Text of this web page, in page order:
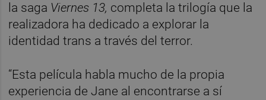
la saga Viernes 13, completa la trilogía que la
realizadora ha dedicado a explorar la
identidad trans a través del terror.
“Esta película habla mucho de la propia
experiencia de Jane al encontrarse a sí